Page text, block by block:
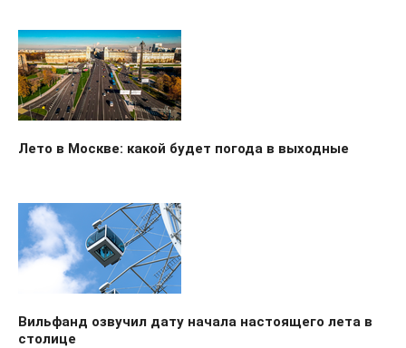
Лето в Москве: какой будет погода в выходные
Вильфанд озвучил дату начала настоящего лета в
столице